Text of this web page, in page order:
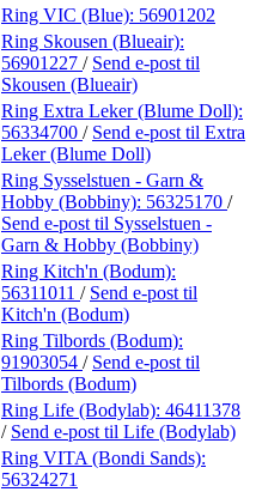
Ring VIC (Blue): 56901202
Ring Skousen (Blueair):
56901227 / Send e-post til
Skousen (Blueair)
Ring Extra Leker (Blume Doll):
56334700 / Send e-post til Extra
Leker (Blume Doll)
Ring Sysselstuen - Garn &
Hobby (Bobbiny): 56325170 /
Send e-post til Sysselstuen -
Garn & Hobby (Bobbiny)
Ring Kitch'n (Bodum):
56311011 / Send e-post til
Kitch'n (Bodum)
Ring Tilbords (Bodum):
91903054 / Send e-post til
Tilbords (Bodum)
Ring Life (Bodylab): 46411378
/ Send e-post til Life (Bodylab)
Ring VITA (Bondi Sands):
56324271